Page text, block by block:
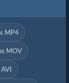
MP4
MOV